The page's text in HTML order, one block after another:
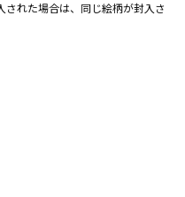
された場合は、同じ絵柄が封入さ